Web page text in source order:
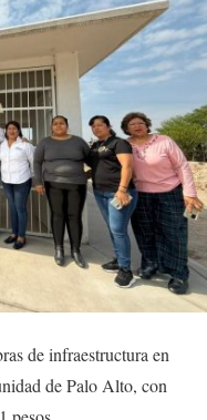
de infraestructura en
de Palo Alto, con